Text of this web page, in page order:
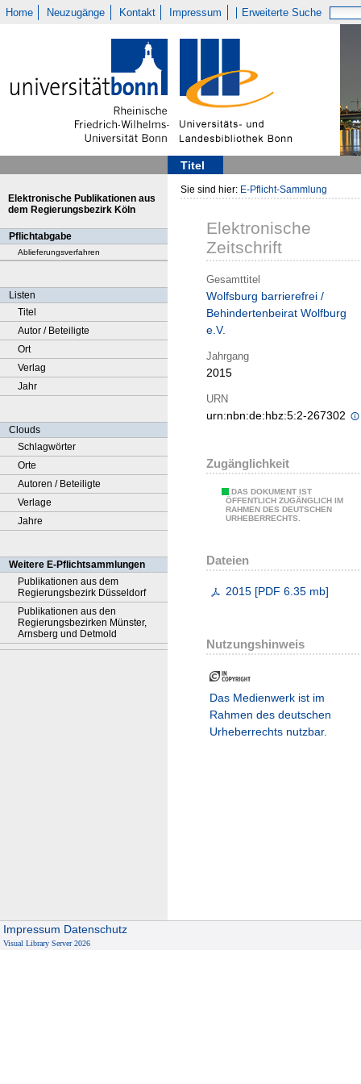
Home Neuzugänge Kontakt Impressum Erweiterte Suche
Titel
Elektronische Publikationen aus
dem Regierungsbezirk Köln
Pflichtabgabe
Ablieferungsverfahren
Listen
Titel
Autor / Beteiligte
Ort
Verlag
Jahr
Clouds
Schlagwörter
Orte
Autoren / Beteiligte
Verlage
Jahre
Weitere E-Pflichtsammlungen
Publikationen aus dem
Regierungsbezirk Düsseldorf
Publikationen aus den
Regierungsbezirken Münster,
Arnsberg und Detmold
Sie sind hier: E-Pflicht-Sammlung
Elektronische
Zeitschrift
Gesamttitel
Wolfsburg barrierefrei /
Behindertenbeirat Wolfburg
e.V.
Jahrgang
2015
URN
urn:nbn:de:hbz:5:2-267302
Zugänglichkeit
DAS DOKUMENT IST
ÖFFENTLICH ZUGÄNGLICH IM
RAHMEN DES DEUTSCHEN
URHEBERRECHTS.
Dateien
2015 [PDF 6.35 mb]
Nutzungshinweis
Das Medienwerk ist im
Rahmen des deutschen
Urheberrechts nutzbar.
Impressum Datenschutz
Visual Library Server 2026